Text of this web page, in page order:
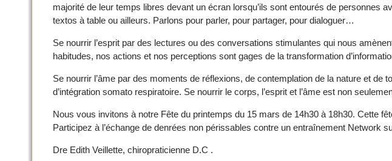
majorité de leur temps libres devant un écran lorsqu’ils sont entourés de personnes
textos à table ou ailleurs. Parlons pour parler, pour partager, pour dialoguer…
Se nourrir l’esprit par des lectures ou des conversations stimulantes qui nous
habitudes, nos actions et nos perceptions sont gages de la transformation
Se nourrir l’âme par des moments de réflexions, de contemplation de la nature et
d’intégration somato respiratoire. Se nourrir le corps, l’esprit et l’âme est non
Nous vous invitons à notre Fête du printemps du 15 mars de 14h30 à 18h30. Cette
Participez à l’échange de denrées non périssables contre un entraînement Network
Dre Edith Veillette, chiropraticienne D.C .